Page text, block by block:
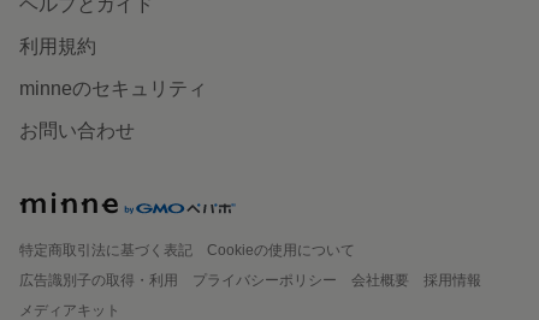
利用規約
minneのセキュリティ
お問い合わせ
特定商取引法に基づく表記
Cookieの使用について
広告識別子の取得・利用
プライバシーポリシー 会社概要
採用情報
メディアキット